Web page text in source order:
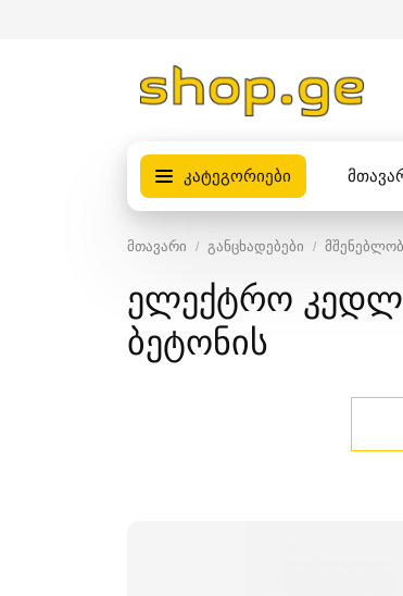
კატეგორიები
მთავარი განცხადებები
ელექტრო
ბეტონის